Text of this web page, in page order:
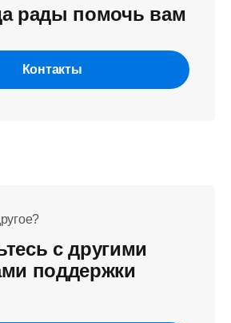
рады помочь вам
Контакты
с другими
поддержки